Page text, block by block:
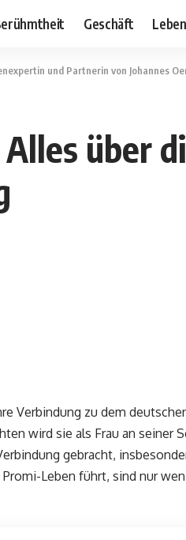
Geschäft
und Partnerin von Johannes
über
Verbindung zu dem
wird sie als Frau an seiner
gebracht,
Leben führt, sind nur